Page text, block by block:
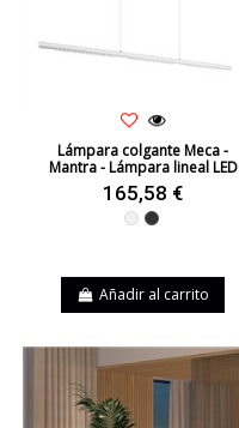
Lámpara colgante Meca -
Mantra - Lámpara lineal LED
165,58 €
BlancoNegro
Añadir al carrito